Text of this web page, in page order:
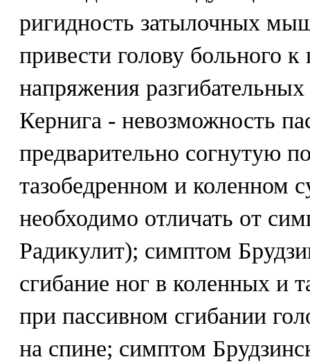
ригидность затылочных
привести голову больного к
напряжения
Кернига - невозможность
предварительно согнутую
тазобедренном и коленном
необходимо отличать от
Радикулит); симптом
сгибание ног в коленных и
при пассивном сгибании
на спине; симптом